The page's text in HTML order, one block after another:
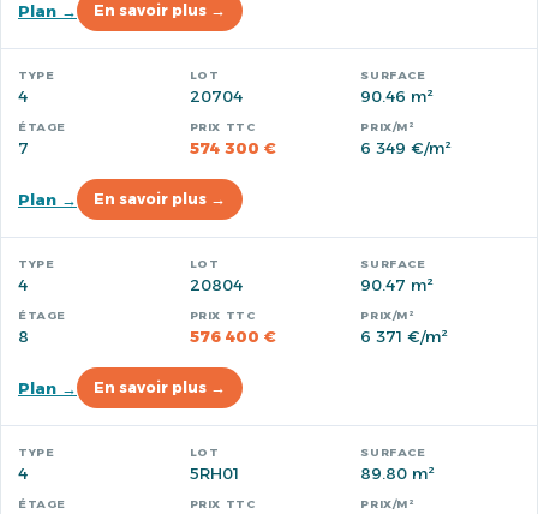
Plan → En savoir plus →
4 20704 90.46 m²
7 574 300 € 6 349 €/m²
Plan → En savoir plus →
4 20804 90.47 m²
8 576 400 € 6 371 €/m²
Plan → En savoir plus →
4 5RH01 89.80 m²